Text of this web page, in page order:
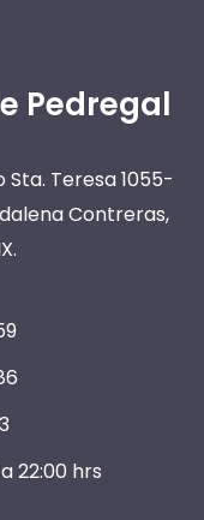
Pedregal
Sta. Teresa 1055-
Contreras,
22:00 hrs